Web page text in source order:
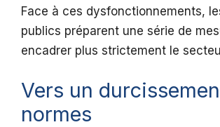
Face à ces dysfonctionnements,
publics préparent une série de
encadrer plus strictement le
Vers un
normes